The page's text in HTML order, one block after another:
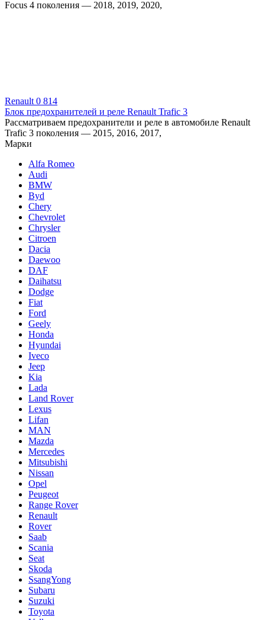
Focus 4 поколения — 2018, 2019, 2020,
Renault 0 814
Блок предохранителей и реле Renault Trafic 3
Рассматриваем предохранители и реле в автомобиле Renault
Trafic 3 поколения — 2015, 2016, 2017,
Марки
Alfa Romeo
Audi
BMW
Byd
Chery
Chevrolet
Chrysler
Citroen
Dacia
Daewoo
DAF
Daihatsu
Dodge
Fiat
Ford
Geely
Honda
Hyundai
Iveco
Jeep
Kia
Lada
Land Rover
Lexus
Lifan
MAN
Mazda
Mercedes
Mitsubishi
Nissan
Opel
Peugeot
Range Rover
Renault
Rover
Saab
Scania
Seat
Skoda
SsangYong
Subaru
Suzuki
Toyota